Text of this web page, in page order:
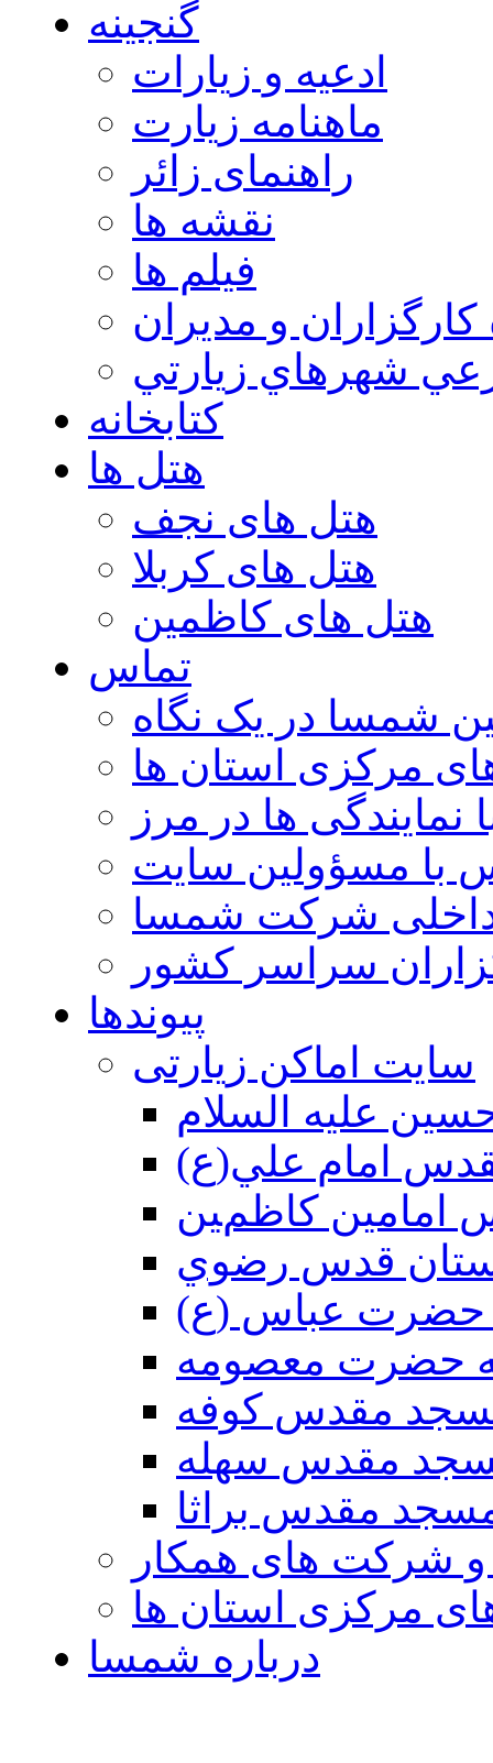
گنجینه
ادعیه و زیارات
ماهنامه زیارت
راهنمای زائر
نقشه ها
فیلم ها
كارگزاران و مديران
شهرهاي زيارتي
کتابخانه
هتل ها
هتل های نجف
هتل های کربلا
هتل های کاظمین
تماس
شمسا در یک نگاه
مرکزی استان ها
نمایندگی ها در مرز
با مسؤولین سایت
شرکت شمسا
سراسر کشور
پیوندها
سایت اماکن زیارتی
عليه السلام
امام علي(ع)
امامين كاظمين
قدس رضوي
حضرت عباس (ع)
حضرت معصومه
مقدس كوفه
مقدس سهله
مقدس براثا
و شرکت های همکار
مرکزی استان ها
درباره شمسا